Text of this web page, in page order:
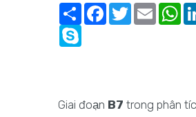
ShareFacebook
TwitterEmail
Giai đoạn B7 trong phân